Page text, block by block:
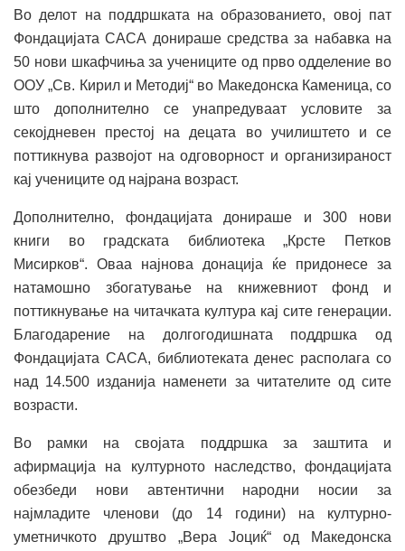
Во делот на поддршката на образованието, овој пат
Фондацијата САСА донираше средства за набавка на
50 нови шкафчиња за учениците од прво одделение во
ООУ „Св. Кирил и Методиј“ во Македонска Каменица, со
што дополнително се унапредуваат условите за
секојдневен престој на децата во училиштето и се
поттикнува развојот на одговорност и организираност
кај учениците од најрана возраст.
Дополнително, фондацијата донираше и 300 нови
книги во градската библиотека „Крсте Петков
Мисирков“. Оваа најнова донација ќе придонесе за
натамошно збогатување на книжевниот фонд и
поттикнување на читачката култура кај сите генерации.
Благодарение на долгогодишната поддршка од
Фондацијата САСА, библиотеката денес располага со
над 14.500 изданија наменети за читателите од сите
возрасти.
Во рамки на својата поддршка за заштита и
афирмација на културното наследство, фондацијата
обезбеди нови автентични народни носии за
најмладите членови (до 14 години) на културно-
уметничкото друштво „Вера Јоциќ“ од Македонска